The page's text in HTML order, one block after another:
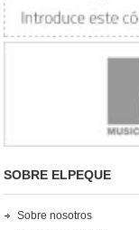
SOBRE ELPEQUE
Sobre nosotros